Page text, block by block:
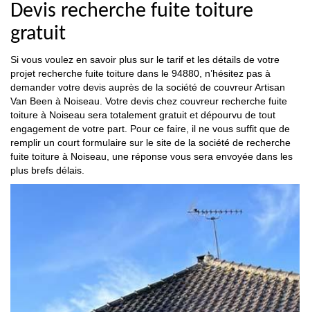
Devis recherche fuite toiture
gratuit
Si vous voulez en savoir plus sur le tarif et les détails de votre
projet recherche fuite toiture dans le 94880, n’hésitez pas à
demander votre devis auprès de la société de couvreur Artisan
Van Been à Noiseau. Votre devis chez couvreur recherche fuite
toiture à Noiseau sera totalement gratuit et dépourvu de tout
engagement de votre part. Pour ce faire, il ne vous suffit que de
remplir un court formulaire sur le site de la société de recherche
fuite toiture à Noiseau, une réponse vous sera envoyée dans les
plus brefs délais.